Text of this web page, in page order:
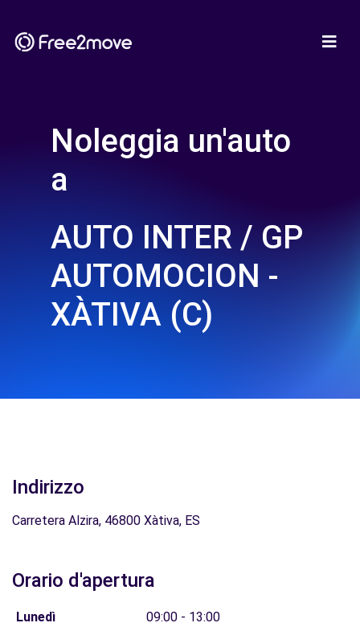
Noleggia un'auto
a
AUTO INTER / GP
AUTOMOCION -
XÀTIVA (C)
Indirizzo
Carretera Alzira, 46800 Xàtiva, ES
Orario d'apertura
Lunedì
09:00 - 13:00